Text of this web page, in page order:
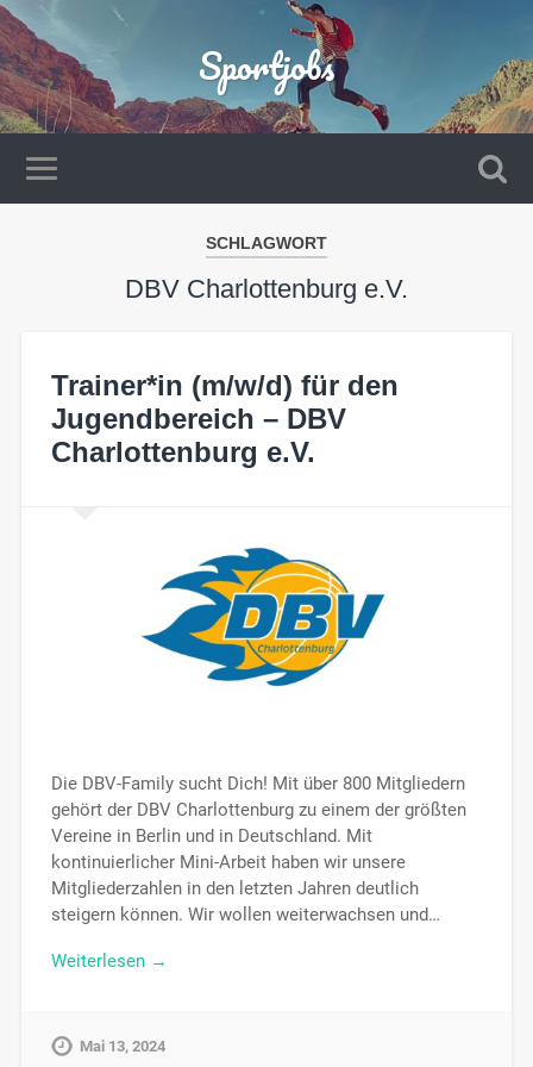
Sportjobs
SCHLAGWORT
DBV Charlottenburg e.V.
Trainer*in (m/w/d) für den
Jugendbereich – DBV
Charlottenburg e.V.
Die DBV-Family sucht Dich! Mit über 800 Mitgliedern
gehört der DBV Charlottenburg zu einem der größten
Vereine in Berlin und in Deutschland. Mit
kontinuierlicher Mini-Arbeit haben wir unsere
Mitgliederzahlen in den letzten Jahren deutlich
steigern können. Wir wollen weiterwachsen und…
Weiterlesen →
Mai 13, 2024